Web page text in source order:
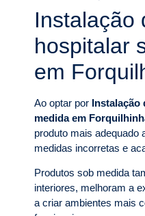
Instalação
hospitalar
em
Ao optar por Instalação
medida em
produto mais adequado
medidas incorretas e
Produtos sob medida
interiores, melhoram a
a criar ambientes mais